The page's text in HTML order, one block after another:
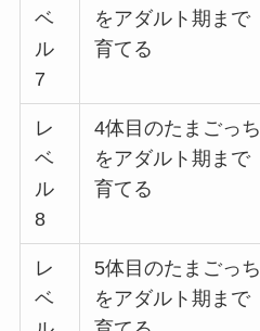
ベ
ル
7
をアダルト期まで
育てる
レ
ベ
ル
8
4体目のたまごっち
をアダルト期まで
育てる
レ
ベ
5体目のたまごっち
をアダルト期まで